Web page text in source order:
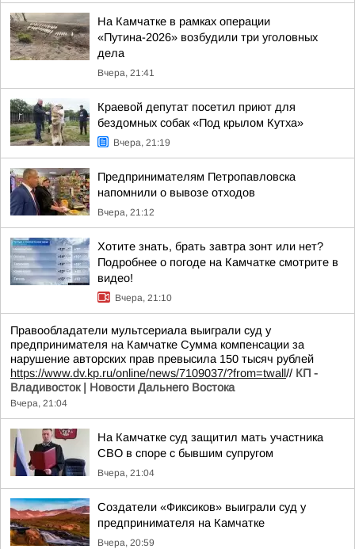
На Камчатке в рамках операции
«Путина-2026» возбудили три уголовных
дела
Вчера, 21:41
Краевой депутат посетил приют для
бездомных собак «Под крылом Кутха»
Вчера, 21:19
Предпринимателям Петропавловска
напомнили о вывозе отходов
Вчера, 21:12
Хотите знать, брать завтра зонт или нет?
Подробнее о погоде на Камчатке смотрите в
видео!
Вчера, 21:10
Правообладатели мультсериала выиграли суд у
предпринимателя на Камчатке Сумма компенсации за
нарушение авторских прав превысила 150 тысяч рублей
https://www.dv.kp.ru/online/news/7109037/?from=twall// КП -
Владивосток | Новости Дальнего Востока
Вчера, 21:04
На Камчатке суд защитил мать участника
СВО в споре с бывшим супругом
Вчера, 21:04
Создатели «Фиксиков» выиграли суд у
предпринимателя на Камчатке
Вчера, 20:59